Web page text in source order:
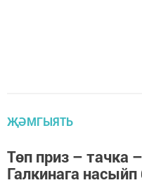
ҖӘМГЫЯТЬ
Төп приз – тачка
Галкинага